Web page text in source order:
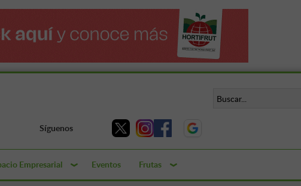
Síguenos
Empresarial Eventos Frutas